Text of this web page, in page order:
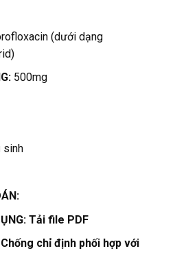
(dưới dạng
500mg
sinh
Tải file PDF
chỉ định phối hợp với